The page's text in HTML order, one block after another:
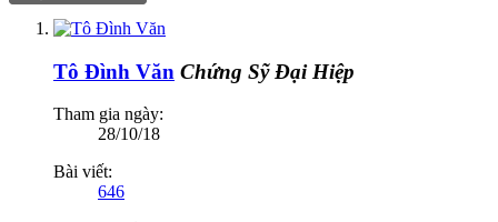
Tô Đình Văn Chứng Sỹ Đại Hiệp
Tham gia ngày:
28/10/18
Bài viết:
646